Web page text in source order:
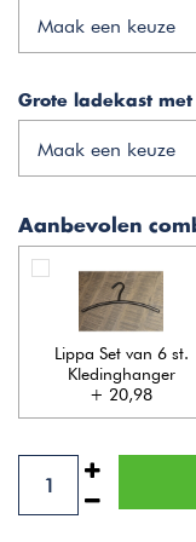
Maak een keuze
Grote ladekast
Maak een keuze
Aanbevolen
Lippa Set van 6 st.
Kledinghanger
+ 20,98